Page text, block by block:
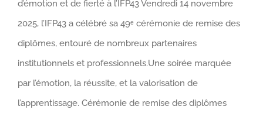
d’émotion et de fierté à l’IFP43 Vendredi 14 novembre
2025, l’IFP43 a célébré sa 49ᵉ cérémonie de remise des
diplômes, entouré de nombreux partenaires
institutionnels et professionnels.Une soirée marquée
par l’émotion, la réussite, et la valorisation de
l’apprentissage. Cérémonie de remise des diplômes